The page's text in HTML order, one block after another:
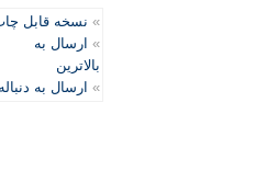
» نسخه قابل
» ارسال به
بالاترین
» ارسال به دنباله